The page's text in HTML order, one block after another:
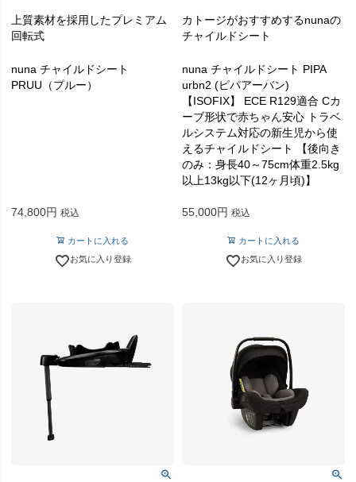
上質素材を採用したプレミアム
回転式
nuna チャイルドシート
PRUU（プルー）
74,800 税込
カートに入れる
お気に入り登録
カトージがおすすめするnunaの
チャイルドシート
nuna チャイルドシート PIPA
urbn2 (ピパアーバン)
【ISOFIX】 ECE R129適合 Cカ
ーブ形状で赤ちゃん安心 トラベ
ルシステム対応の新生児から使
えるチャイルドシート 【後向き
のみ：身長40～75cm体重2.5kg
以上13kg以下(12ヶ月頃)】
55,000 税込
カートに入れる
お気に入り登録